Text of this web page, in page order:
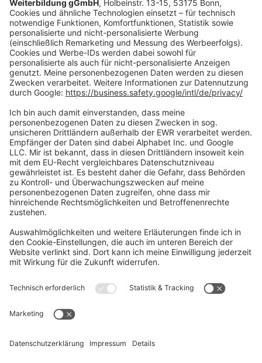
Vertrag widerrufen
Zahlungsarten
Social Media
Oft Gesucht
Rund um die Prüfung
Datenschutzerklärung
Widerrufsrecht
Versandinformationen
Erklärung zur Barrierefreiheit